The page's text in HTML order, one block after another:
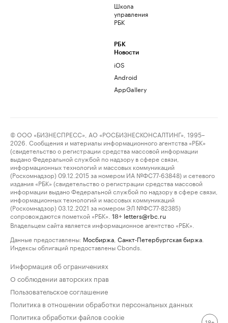
Школа
управления
РБК
РБК
Новости
iOS
Android
AppGallery
© ООО «БИЗНЕСПРЕСС», АО «РОСБИЗНЕСКОНСАЛТИНГ», 1995–
2026. Сообщения и материалы информационного агентства «РБК»
(свидетельство о регистрации средства массовой информации
выдано Федеральной службой по надзору в сфере связи,
информационных технологий и массовых коммуникаций
(Роскомнадзор) 09.12.2015 за номером ИА №ФС77-63848) и сетевого
издания «РБК» (свидетельство о регистрации средства массовой
информации выдано Федеральной службой по надзору в сфере связи,
информационных технологий и массовых коммуникаций
(Роскомнадзор) 03.12.2021 за номером ЭЛ №ФС77-82385)
сопровождаются пометкой «РБК».
18+ letters@rbc.ru
Владельцем сайта является информационное агентство «РБК».
Данные предоставлены: Мосбиржа Санкт-Петербургская биржа
Индексы облигаций предоставлены Cbonds.
Информация об ограничениях
О соблюдении авторских прав
Пользовательское соглашение
Политика в отношении обработки персональных данных
Политика обработки файлов cookie